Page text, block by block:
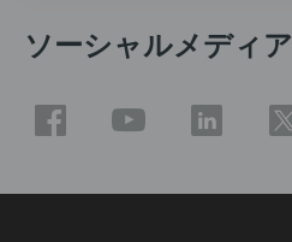
ソーシャルメディア